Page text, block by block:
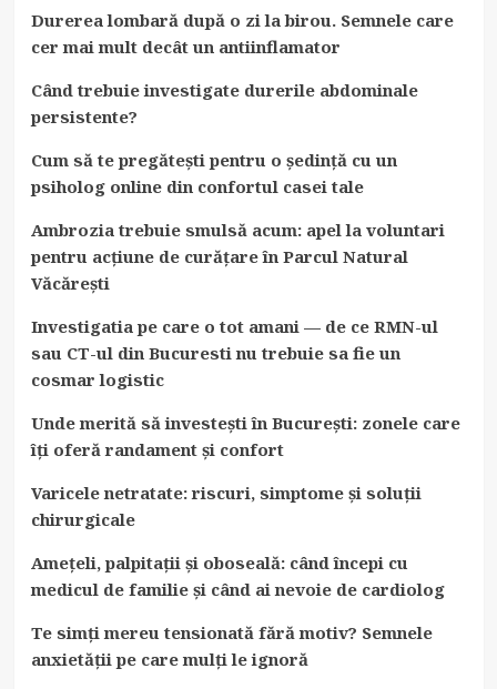
Durerea lombară după o zi la birou. Semnele care
cer mai mult decât un antiinflamator
Când trebuie investigate durerile abdominale
persistente?
Cum să te pregătești pentru o ședință cu un
psiholog online din confortul casei tale
Ambrozia trebuie smulsă acum: apel la voluntari
pentru acțiune de curățare în Parcul Natural
Văcărești
Investigatia pe care o tot amani — de ce RMN-ul
sau CT-ul din Bucuresti nu trebuie sa fie un
cosmar logistic
Unde merită să investești în București: zonele care
îți oferă randament și confort
Varicele netratate: riscuri, simptome și soluții
chirurgicale
Amețeli, palpitații și oboseală: când începi cu
medicul de familie și când ai nevoie de cardiolog
Te simți mereu tensionată fără motiv? Semnele
anxietății pe care mulți le ignoră